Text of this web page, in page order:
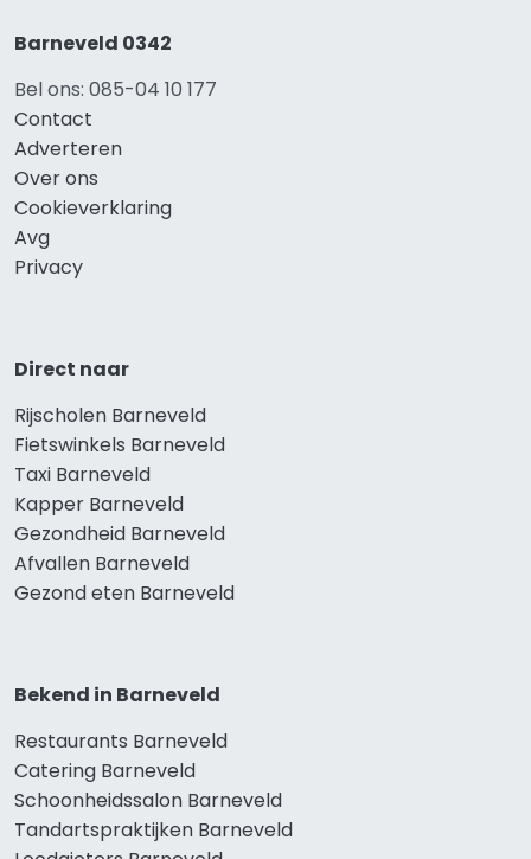
Barneveld 0342
Bel ons: 085-04 10 177
Contact
Adverteren
Over ons
Cookieverklaring
Avg
Privacy
Direct naar
Rijscholen Barneveld
Fietswinkels Barneveld
Taxi Barneveld
Kapper Barneveld
Gezondheid Barneveld
Afvallen Barneveld
Gezond eten Barneveld
Bekend in Barneveld
Restaurants Barneveld
Catering Barneveld
Schoonheidssalon Barneveld
Tandartspraktijken Barneveld